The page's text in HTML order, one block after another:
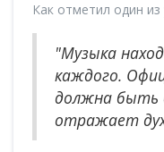
Как отметил один
"Музыка
каждого.
должна быть
отражает